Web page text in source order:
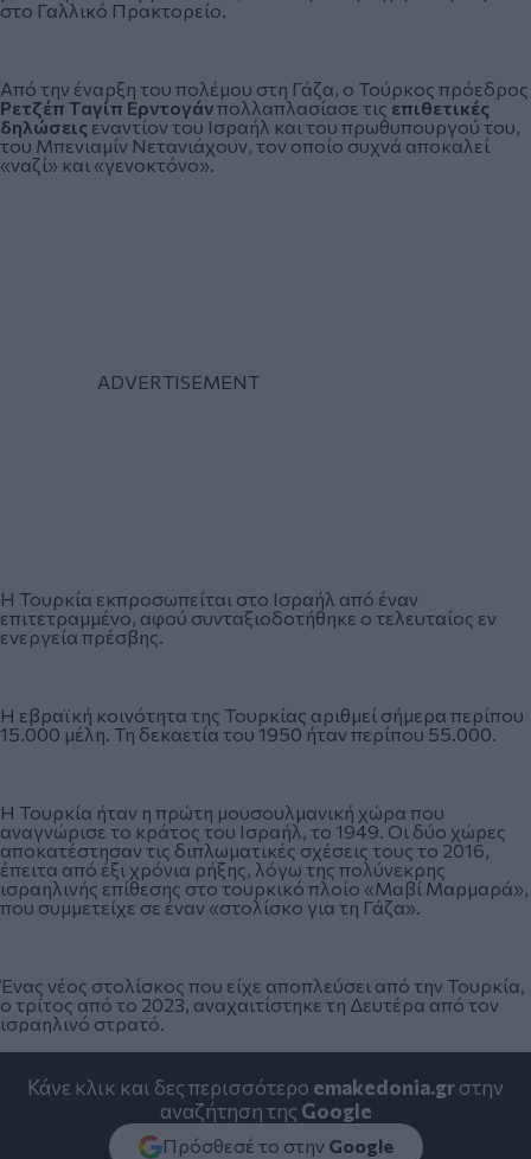
στο Γαλλικό Πρακτορείο.
Από την έναρξη του πολέμου στη Γάζα, ο Τούρκος πρόεδρος
Ρετζέπ Ταγίπ Ερντογάνπολλαπλασίασε τις επιθετικές
δηλώσεις εναντίον του Ισραήλ και του πρωθυπουργού του,
του Μπενιαμίν Νετανιάχουν, τον οποίο συχνά αποκαλεί
«ναζί» και «γενοκτόνο».
Η Τουρκία εκπροσωπείται στο Ισραήλ από έναν
επιτετραμμένο, αφού συνταξιοδοτήθηκε ο τελευταίος εν
ενεργεία πρέσβης.
Η εβραϊκή κοινότητα της Τουρκίας αριθμεί σήμερα περίπου
15.000 μέλη. Τη δεκαετία του 1950 ήταν περίπου 55.000.
Η Τουρκία ήταν η πρώτη μουσουλμανική χώρα που
αναγνώρισε το κράτος του Ισραήλ, το 1949. Οι δύο χώρες
αποκατέστησαν τις διπλωματικές σχέσεις τους το 2016,
έπειτα από έξι χρόνια ρήξης, λόγω της πολύνεκρης
ισραηλινής επίθεσης στο τουρκικό πλοίο «Μαβί Μαρμαρά»,
που συμμετείχε σε έναν «στολίσκο για τη Γάζα».
Ένας νέος στολίσκος που είχε αποπλεύσει από την Τουρκία,
ο τρίτος από το 2023, αναχαιτίστηκε τη Δευτέρα από τον
ισραηλινό στρατό.
Κάνε κλικ και δες περισσότερο emakedonia.grστην
αναζήτηση της Google
Πρόσθεσέ το στην Google